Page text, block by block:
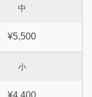
中
¥5,500
小
¥4,400